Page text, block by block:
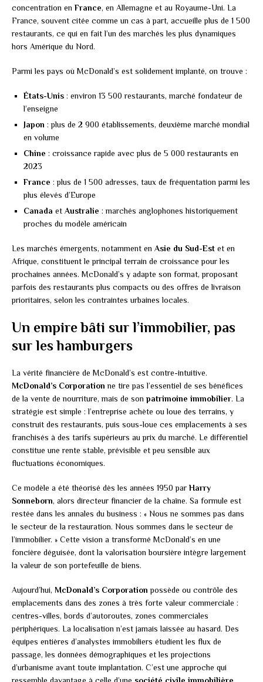
concentration en France, en Allemagne et au Royaume-Uni. La
France, souvent citée comme un cas à part, accueille plus de 1 500
restaurants, ce qui en fait l’un des marchés les plus dynamiques
hors Amérique du Nord.
Parmi les pays où McDonald’s est solidement implanté, on trouve :
États-Unis : environ 13 500 restaurants, marché fondateur de
l’enseigne
Japon : plus de 2 900 établissements, deuxième marché mondial
en volume
Chine : croissance rapide avec plus de 5 000 restaurants en
2023
France : plus de 1 500 adresses, taux de fréquentation parmi les
plus élevés d’Europe
Canada et Australie : marchés anglophones historiquement
proches du modèle américain
Les marchés émergents, notamment en Asie du Sud-Est et en
Afrique, constituent le principal terrain de croissance pour les
prochaines années. McDonald’s y adapte son format, proposant
parfois des restaurants plus compacts ou des offres de livraison
prioritaires, selon les contraintes urbaines locales.
Un empire bâti sur l’immobilier, pas
sur les hamburgers
La vérité financière de McDonald’s est contre-intuitive.
McDonald’s Corporation ne tire pas l’essentiel de ses bénéfices
de la vente de nourriture, mais de son patrimoine immobilier. La
stratégie est simple : l’entreprise achète ou loue des terrains, y
construit des restaurants, puis sous-loue ces emplacements à ses
franchisés à des tarifs supérieurs au prix du marché. Le différentiel
constitue une rente stable, prévisible et peu sensible aux
fluctuations économiques.
Ce modèle a été théorisé dès les années 1950 parHarry
Sonneborn, alors directeur financier de la chaîne. Sa formule est
restée dans les annales du business : « Nous ne sommes pas dans
le secteur de la restauration. Nous sommes dans le secteur de
l’immobilier. » Cette vision a transformé McDonald’s en une
foncière déguisée, dont la valorisation boursière intègre largement
la valeur de son portefeuille de biens.
Aujourd’hui, McDonald’s Corporation possède ou contrôle des
emplacements dans des zones à très forte valeur commerciale :
centres-villes, bords d’autoroutes, zones commerciales
périphériques. La localisation n’est jamais laissée au hasard. Des
équipes entières d’analystes immobiliers étudient les flux de
passage, les données démographiques et les projections
d’urbanisme avant toute implantation. C’est une approche qui